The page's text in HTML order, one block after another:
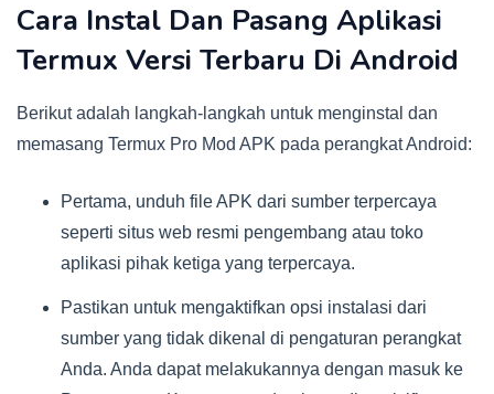
Cara Instal Dan Pasang Aplikasi
Termux Versi Terbaru Di Android
Berikut adalah langkah-langkah untuk menginstal dan
memasang Termux Pro Mod APK pada perangkat Android:
Pertama, unduh file APK dari sumber terpercaya
seperti situs web resmi pengembang atau toko
aplikasi pihak ketiga yang terpercaya.
Pastikan untuk mengaktifkan opsi instalasi dari
sumber yang tidak dikenal di pengaturan perangkat
Anda. Anda dapat melakukannya dengan masuk ke